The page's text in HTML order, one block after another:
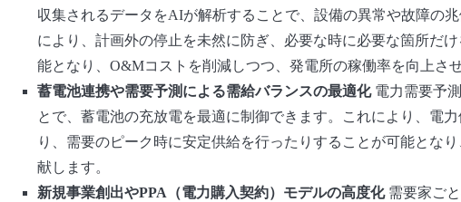
収集されるデータをAIが解析することで、設備の異常や故障の
により、計画外の停止を未然に防ぎ、必要な時に必要な箇所だ
能となり、O&Mコストを削減しつつ、発電所の稼働率を向上させ
蓄電池連携や需要予測による需給バランスの最適化電力需要予
とで、蓄電池の充放電を最適に制御できます。これにより、電
り、需要のピーク時に安定供給を行ったりすることが可能とな
献します。
新規事業創出やPPA（電力購入契約）モデルの高度化需要家ご